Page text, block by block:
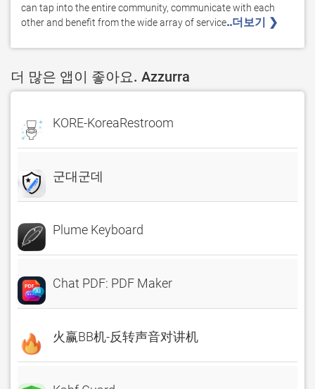
can tap into the entire community, communicate with each
other and benefit from the wide array of service..더보기 ❯
더 많은 앱이 좋아요. Azzurra
KORE-KoreaRestroom
군대군데
Plume Keyboard
Chat PDF: PDF Maker
火赢BB机-反转声音对讲机